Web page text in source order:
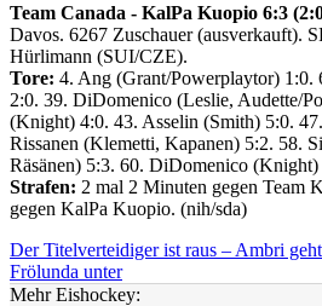
Team Canada - KalPa Kuopio 6:3
Davos. 6267 Zuschauer (ausverkauft).
Hürlimann (SUI/CZE).
Tore: 4. Ang (Grant/Powerplaytor)
2:0. 39. DiDomenico (Leslie, Audette/
(Knight) 4:0. 43. Asselin (Smith) 5:0.
Rissanen (Klemetti, Kapanen) 5:2. 58.
Räsänen) 5:3. 60. DiDomenico (Knight)
Strafen: 2 mal 2 Minuten gegen Team
gegen KalPa Kuopio. (nih/sda)
Der Titelverteidiger ist raus – Ambri
Frölunda unter
Mehr Eishockey: